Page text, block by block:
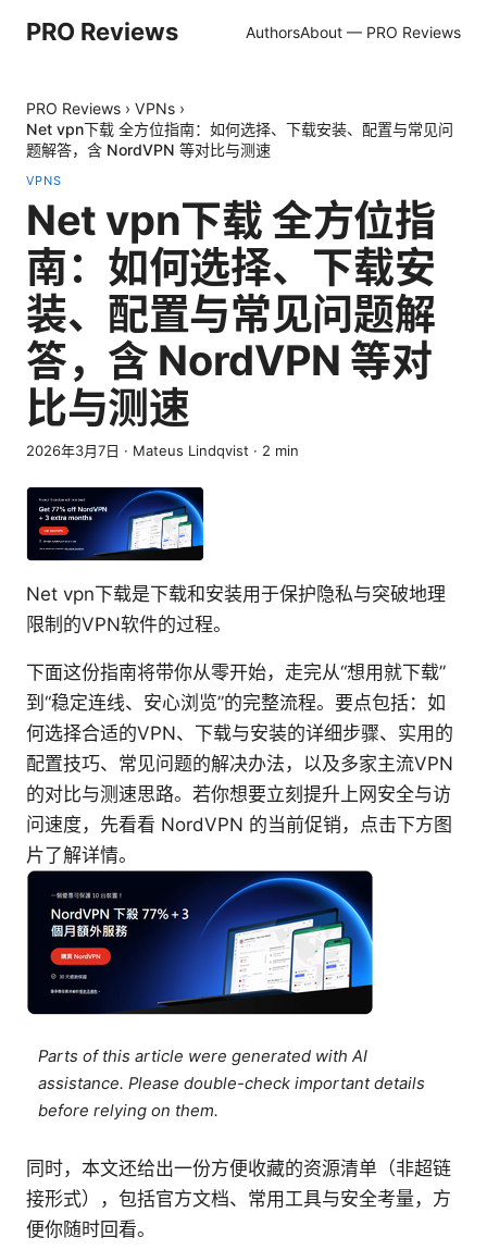
PRO Reviews AuthorsAbout — PRO Reviews
PRO Reviews › VPNs ›
Net vpn下载 全方位指南：如何选择、下载安装、配置与常见问
题解答，含 NordVPN 等对比与测速
VPNS
Net vpn下载 全方位指
南：如何选择、下载安
装、配置与常见问题解
答，含 NordVPN 等对
比与测速
2026年3月7日 · Mateus Lindqvist · 2 min
Net vpn下载是下载和安装用于保护隐私与突破地理
限制的VPN软件的过程。
下面这份指南将带你从零开始，走完从“想用就下载”
到“稳定连线、安心浏览”的完整流程。要点包括：如
何选择合适的VPN、下载与安装的详细步骤、实用的
配置技巧、常见问题的解决办法，以及多家主流VPN
的对比与测速思路。若你想要立刻提升上网安全与访
问速度，先看看 NordVPN 的当前促销，点击下方图
片了解详情。
Parts of this article were generated with AI
assistance. Please double-check important details
before relying on them.
同时，本文还给出一份方便收藏的资源清单（非超链
接形式），包括官方文档、常用工具与安全考量，方
便你随时回看。